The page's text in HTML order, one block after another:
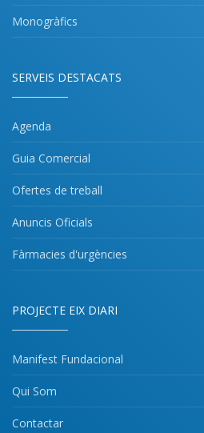
Monogràfics
SERVEIS DESTACATS
Agenda
Guia Comercial
Ofertes de treball
Anuncis Oficials
Fàrmacies d'urgències
PROJECTE EIX DIARI
Manifest Fundacional
Qui Som
Contactar